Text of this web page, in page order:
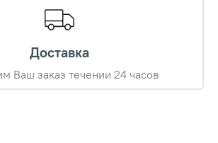
Доставка
Ваш заказ течении 24 часов